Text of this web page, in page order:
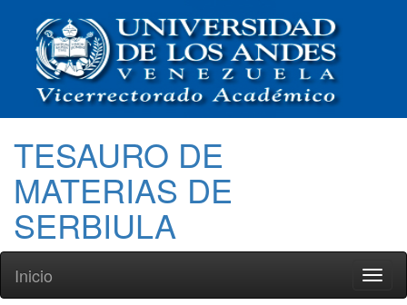
TESAURO DE
MATERIAS DE
SERBIULA
Inicio